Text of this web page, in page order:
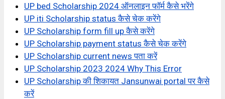
UP bed Scholarship 2024 ऑनलाइन फॉर्म कैसे भरेंगे
UP iti Scholarship status कैसे चेक करेंगे
UP Scholarship form fill up कैसे करेंगे
UP Scholarship payment status कैसे चेक करेंगे
UP Scholarship current news पता करें
UP Scholarship 2023 2024 Why This Error
UP Scholarship की शिकायत Jansunwai portal पर कैसे
करें